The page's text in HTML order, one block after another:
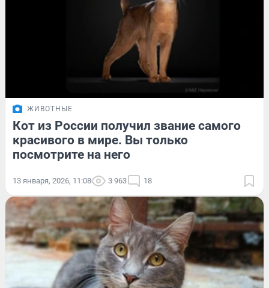
ЖИВОТНЫЕ
Кот из России получил звание самого
красивого в мире. Вы только
посмотрите на него
13 января, 2026, 11:08 3 963 18